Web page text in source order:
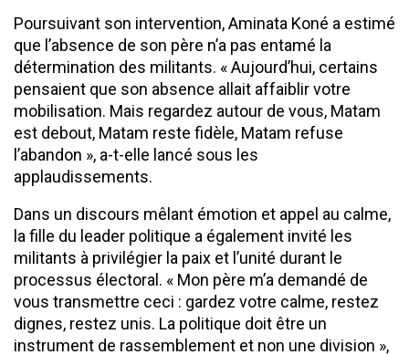
Poursuivant son intervention, Aminata Koné a estimé
que l’absence de son père n’a pas entamé la
détermination des militants. « Aujourd’hui, certains
pensaient que son absence allait affaiblir votre
mobilisation. Mais regardez autour de vous, Matam
est debout, Matam reste fidèle, Matam refuse
l’abandon », a-t-elle lancé sous les
applaudissements.
Dans un discours mêlant émotion et appel au calme,
la fille du leader politique a également invité les
militants à privilégier la paix et l’unité durant le
processus électoral. « Mon père m’a demandé de
vous transmettre ceci : gardez votre calme, restez
dignes, restez unis. La politique doit être un
instrument de rassemblement et non une division »,